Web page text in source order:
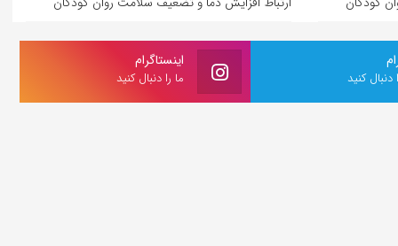
اینستاگرام
ما را دنبال کنید دنبال کنید